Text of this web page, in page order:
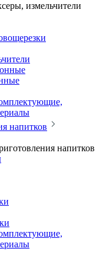
измельчители
напитков
напитков